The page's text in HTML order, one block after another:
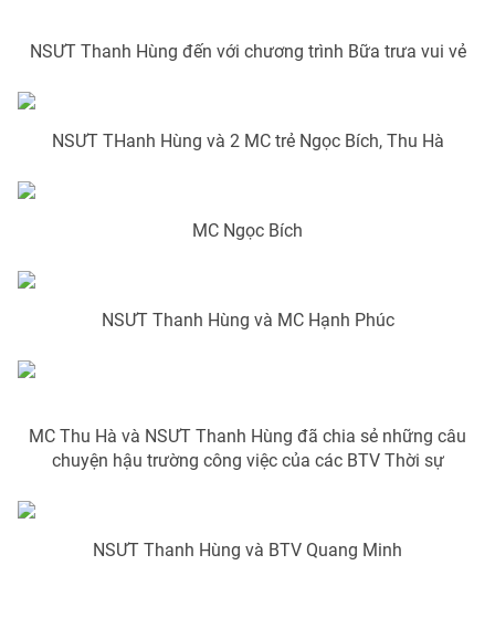
Chuyên mục khác
Emagazine
Shorts video
VTV Sức khoẻ
Thị trường 24h Tấm lòng Việt
VTV8
NSƯT Thanh Hùng đến với chương trình Bữa trưa vui vẻ
NSƯT THanh Hùng và 2 MC trẻ Ngọc Bích, Thu Hà
MC Ngọc Bích
NSƯT Thanh Hùng và MC Hạnh Phúc
MC Thu Hà và NSƯT Thanh Hùng đã chia sẻ những câu
chuyện hậu trường công việc của các BTV Thời sự
NSƯT Thanh Hùng và BTV Quang Minh